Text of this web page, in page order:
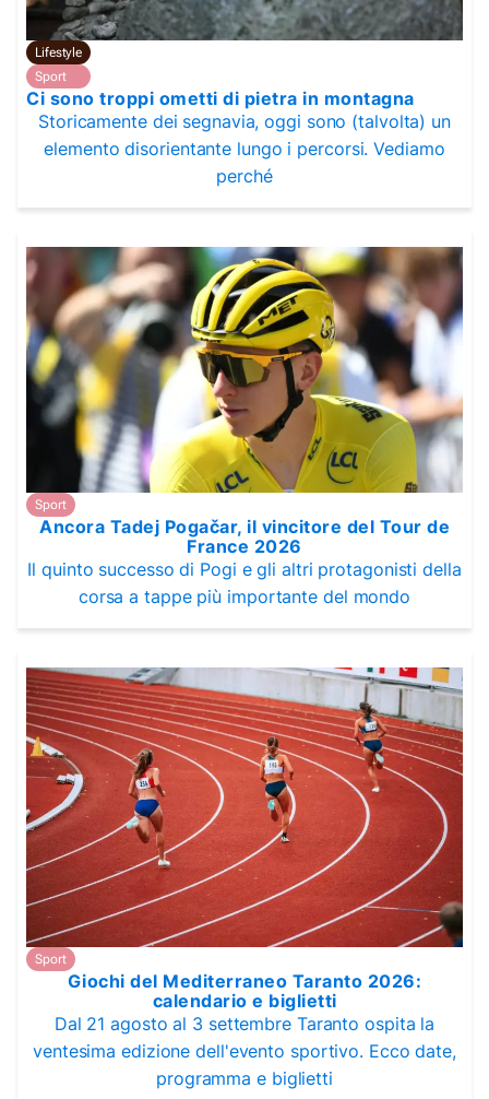
Lifestyle
Sport
Ci sono troppi ometti di pietra in montagna
Storicamente dei segnavia, oggi sono (talvolta) un
elemento disorientante lungo i percorsi. Vediamo
perché
Sport
Ancora Tadej Pogačar, il vincitore del Tour de
France 2026
Il quinto successo di Pogi e gli altri protagonisti della
corsa a tappe più importante del mondo
Sport
Giochi del Mediterraneo Taranto 2026:
calendario e biglietti
Dal 21 agosto al 3 settembre Taranto ospita la
ventesima edizione dell'evento sportivo. Ecco date,
programma e biglietti